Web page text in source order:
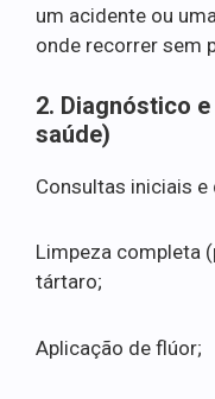
um acidente ou
onde recorrer sem
2. Diagnóstico
saúde)
Consultas iniciais e
Limpeza completa
tártaro;
Aplicação de flúor;